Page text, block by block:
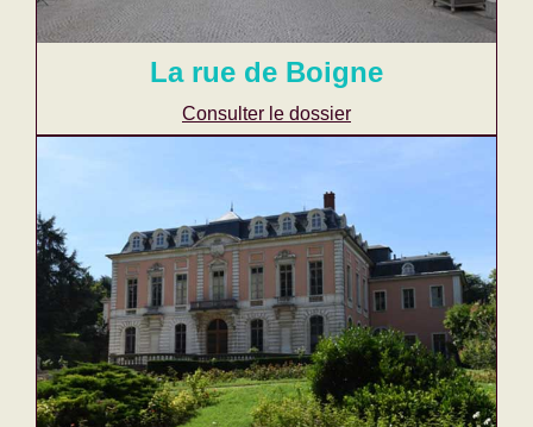
La rue de Boigne
Consulter le dossier